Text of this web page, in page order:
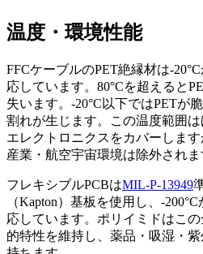
温度・環境性能
FFCケーブルのPET絶縁材は-
応しています。80°Cを超えると
失います。-20°C以下ではPETが
割れが生じます。この温度範囲
エレクトロニクスをカバーしま
産業・航空宇宙環境は除外されま
フレキシブルPCBはMIL-P-13949
（Kapton）基板を使用し、-
応しています。ポリイミドはこ
的特性を維持し、薬品・吸湿・